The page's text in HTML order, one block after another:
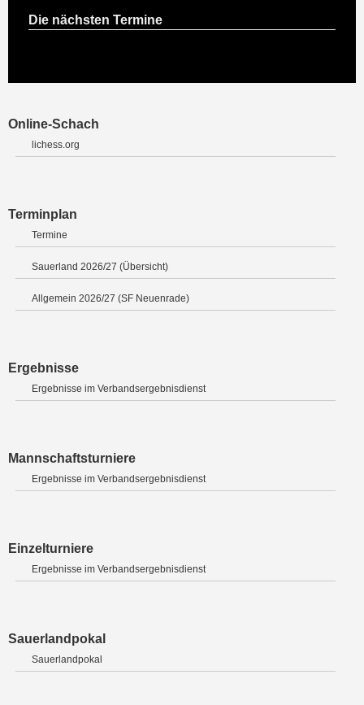
Die nächsten Termine
Online-Schach
lichess.org
Terminplan
Termine
Sauerland 2026/27 (Übersicht)
Allgemein 2026/27 (SF Neuenrade)
Ergebnisse
Ergebnisse im Verbandsergebnisdienst
Mannschaftsturniere
Ergebnisse im Verbandsergebnisdienst
Einzelturniere
Ergebnisse im Verbandsergebnisdienst
Sauerlandpokal
Sauerlandpokal